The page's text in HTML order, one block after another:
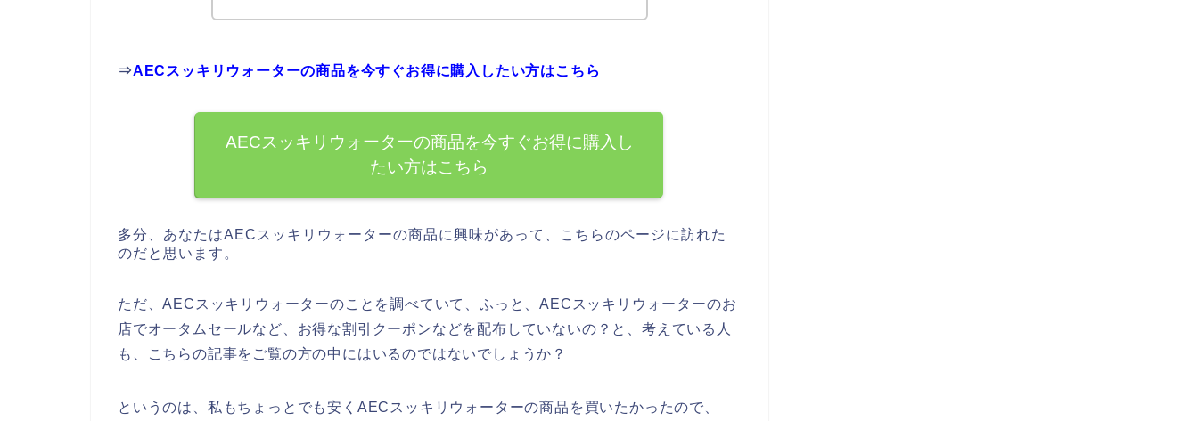
⇒AECスッキリウォーターの商品を今すぐお得に購入したい方はこちら
AECスッキリウォーターの商品を今すぐお得に購入し
たい方はこちら
多分、あなたはAECスッキリウォーターの商品に興味があって、こちらのページに訪れた
のだと思います。
ただ、AECスッキリウォーターのことを調べていて、ふっと、AECスッキリウォーターのお
店でオータムセールなど、お得な割引クーポンなどを配布していないの？と、考えている人
も、こちらの記事をご覧の方の中にはいるのではないでしょうか？
というのは、私もちょっとでも安くAECスッキリウォーターの商品を買いたかったので、